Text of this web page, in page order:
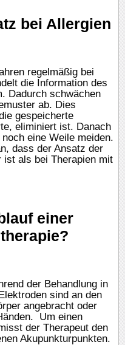
bei Allergien
regelmäßig bei
die Information des
Dadurch schwächen
ab. Dies
gespeicherte
eliminiert ist. Danach
eine Weile meiden.
dass der Ansatz der
ist als bei Therapien mit
einer
der Behandlung in
sind an den
angebracht oder
Um einen
der Therapeut den
Akupunkturpunkten.